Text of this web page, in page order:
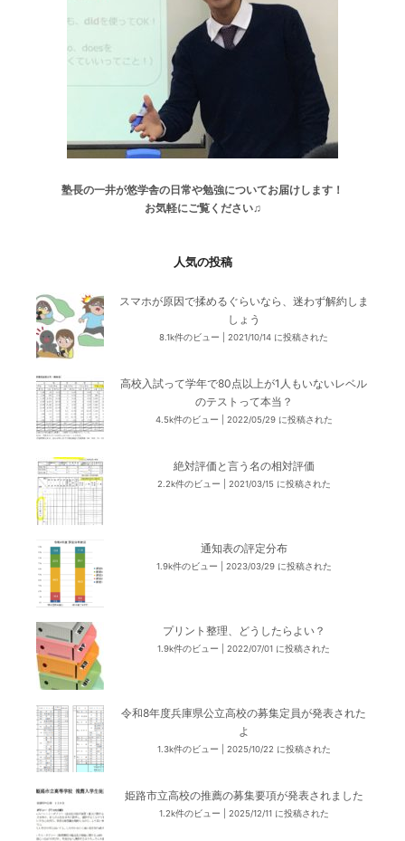
塾長の一井が悠学舎の日常や勉強についてお届けします！
お気軽にご覧ください♫
人気の投稿
スマホが原因で揉めるぐらいなら、迷わず解約しま
しょう
8.1k件のビュー 2021/10/14 に投稿された
高校入試って学年で80点以上が1人もいないレベル
のテストって本当？
4.5k件のビュー 2022/05/29 に投稿された
絶対評価と言う名の相対評価
2.2k件のビュー 2021/03/15 に投稿された
通知表の評定分布
1.9k件のビュー 2023/03/29 に投稿された
プリント整理、どうしたらよい？
1.9k件のビュー 2022/07/01 に投稿された
令和8年度兵庫県公立高校の募集定員が発表された
よ
1.3k件のビュー 2025/10/22 に投稿された
姫路市立高校の推薦の募集要項が発表されました
1.2k件のビュー 2025/12/11 に投稿された